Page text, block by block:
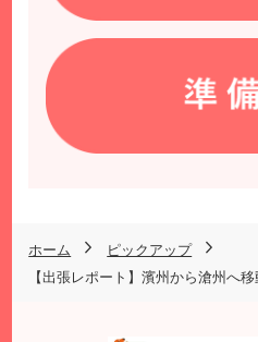
ホーム
ピックアップ
【出張レポート】濱州から滄州へ